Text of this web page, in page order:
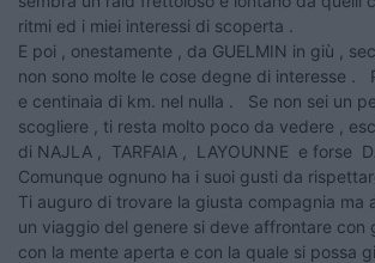
ritmi ed i miei interessi di scoperta .
E poi , onestamente , da GUELMIN in giù ,
non sono molte le cose degne di interesse .
e centinaia di km. nel nulla . Se non sei un
scogliere , ti resta molto poco da vedere ,
di NAJLA , TARFAIA , LAYOUNNE e forse
Comunque ognuno ha i suoi gusti da
Ti auguro di trovare la giusta compagnia ma
un viaggio del genere si deve affrontare con
con la mente aperta e con la quale si possa